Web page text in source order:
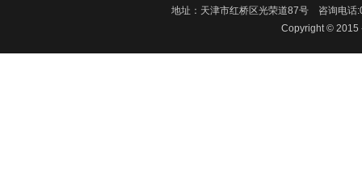
地址：天津市红桥区光荣道87号 咨询电
Copyright © 2015